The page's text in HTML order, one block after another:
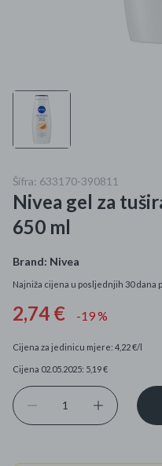
Specijalne kategorije
Čišćenje zaliha
Kišobrani akcija
Ograničena cijena
Roba s greškom
Šifra: 633170-390811
Nivea gel za
650 ml
Brand: Nivea
Najniža cijena u posljednjih 30 dana
2,74 € -19 %
Cijena za jedinicu mjere: 4,22 €/l
Cijena 02.05.2025: 5,19 €